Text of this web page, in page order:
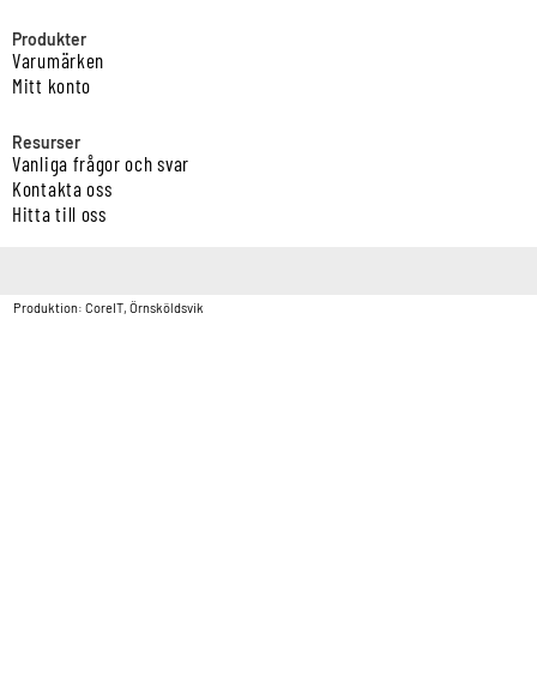
Produkter
Varumärken
Mitt konto
Resurser
Vanliga frågor och svar
Kontakta oss
Hitta till oss
Produktion: CoreIT, Örnsköldsvik